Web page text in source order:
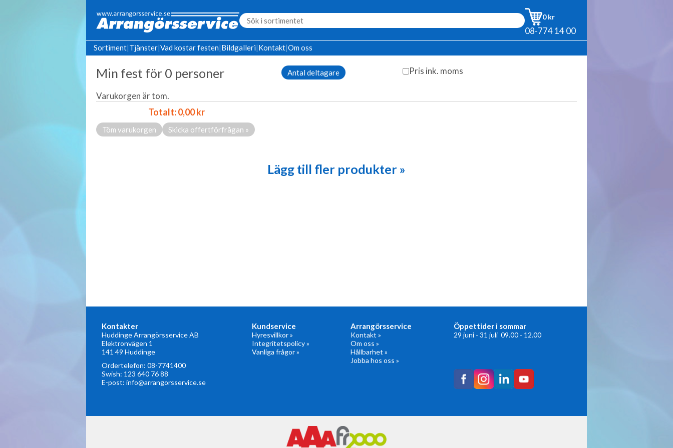
0 kr
08-774 14 00
Sortiment|Tjänster|Vad kostar festen|Bildgalleri|Kontakt|Om oss
Min fest för 0 personer Pris ink. moms
Varukorgen är tom.
Totalt: 0,00 kr
Lägg till fler produkter »
Kontakter
Huddinge Arrangörsservice AB
Elektronvägen 1
141 49 Huddinge
Ordertelefon: 08-7741400
Swish: 123 640 76 88
E-post: info@arrangorsservice.se
Kundservice
Hyresvillkor »
Integritetspolicy »
Vanliga frågor »
Arrangörsservice
Kontakt »
Om oss »
Hållbarhet »
Jobba hos oss »
Öppettider i sommar
29 juni - 31 juli 09.00 - 12.00